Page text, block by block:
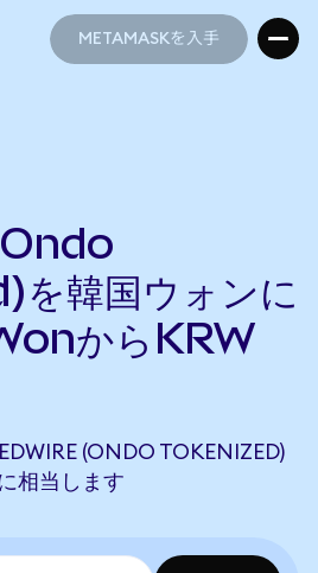
METAMASKを入手
韓国ウォンに
からKRW
(ONDO TOKENIZED)
相当します